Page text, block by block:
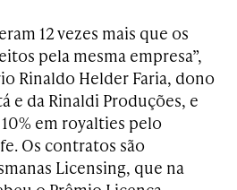
12 vezes mais que os
pela mesma empresa”,
Rinaldo Helder Faria, dono
e da Rinaldi Produções, e
em royalties pelo
Os contratos são
Licensing, que na